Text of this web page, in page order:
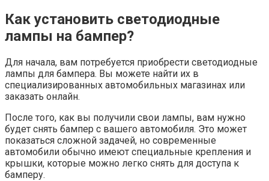
Как установить светодиодные
лампы на бампер?
Для начала, вам потребуется приобрести светодиодные
лампы для бампера. Вы можете найти их в
специализированных автомобильных магазинах или
заказать онлайн.
После того, как вы получили свои лампы, вам нужно
будет снять бампер с вашего автомобиля. Это может
показаться сложной задачей, но современные
автомобили обычно имеют специальные крепления и
крышки, которые можно легко снять для доступа к
бамперу.